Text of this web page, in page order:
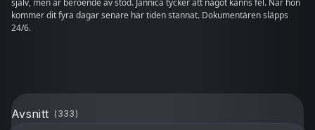
själv, men är beroende av stöd. Jannica tycker att något känns fel. När hon
kommer dit fyra dagar senare har tiden stannat. Dokumentären släpps
24/6.
Avsnitt ( 333)